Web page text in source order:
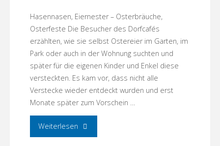
Kammeroper"
Hasennasen, Eiernester – Osterbräuche,
Osterfeste Die Besucher des Dorfcafés
erzählten, wie sie selbst Ostereier im Garten, im
Park oder auch in der Wohnung suchten und
später für die eigenen Kinder und Enkel diese
versteckten. Es kam vor, dass nicht alle
Verstecke wieder entdeckt wurden und erst
Monate später zum Vorschein …
Weiterlesen "April-